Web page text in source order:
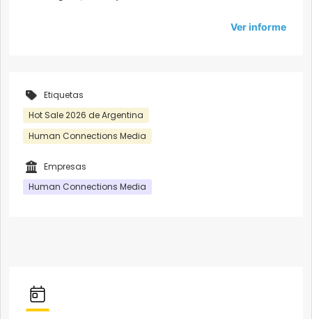
Ver informe
Etiquetas
Hot Sale 2026 de Argentina
Human Connections Media
Empresas
Human Connections Media